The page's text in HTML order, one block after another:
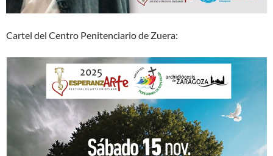
Cartel del Centro Penitenciario de Zuera: